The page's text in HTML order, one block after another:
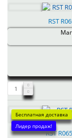
RST
Бесплатная доставка
Лидер продаж!
RST